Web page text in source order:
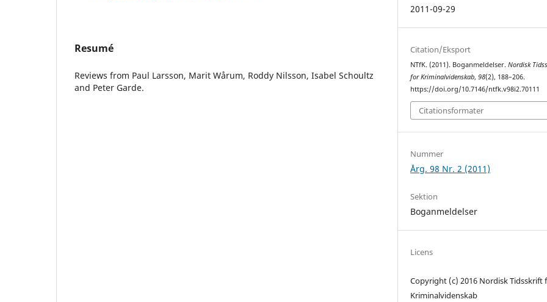
Resumé
Reviews from Paul Larsson, Marit Wårum, Roddy Nilsson, Isabel Schoultz
and Peter Garde.
2011-09-29
Citation/Eksport
NTfK. (2011). Boganmeldelser.Nordisk
for Kriminalvidenskab,98(2), 188–206.
https://doi.org/10.7146/ntfk.v98i2.70111
Citationsformater
Nummer
Årg. 98 Nr. 2 (2011)
Sektion
Boganmeldelser
Licens
Copyright (c) 2016 Nordisk Tidsskrift
Kriminalvidenskab